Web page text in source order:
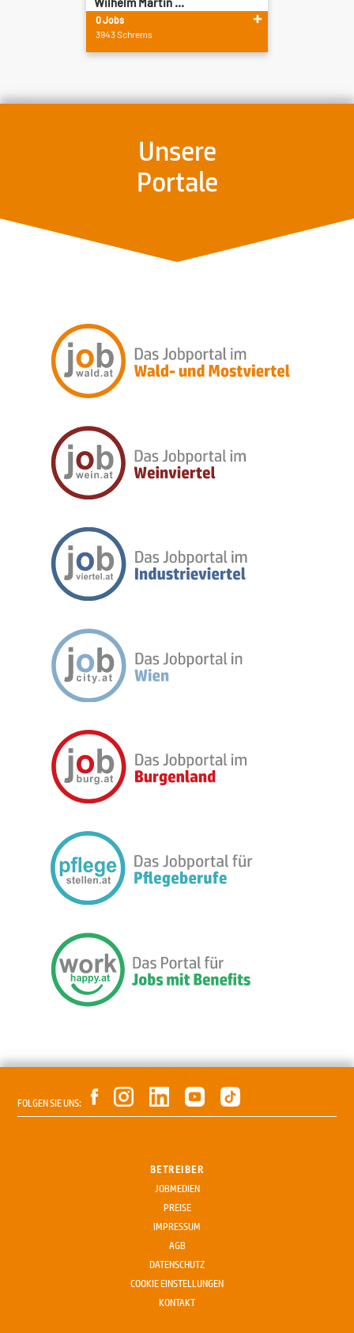
0 Jobs
3943 Schrems
Unsere
Portale
FOLGEN SIE UNS:
BETREIBER
JOBMEDIEN
PREISE
IMPRESSUM
AGB
DATENSCHUTZ
COOKIE EINSTELLUNGEN
KONTAKT